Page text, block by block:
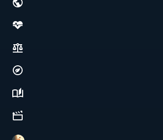
Society, justice & freedoms
Economy, environment & technology
Science, history & spirituality
Culture, media & entertainment